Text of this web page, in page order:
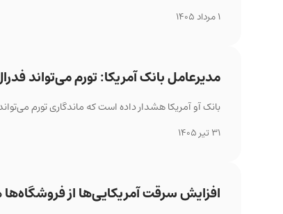
1 مرداد 1405
مدیرعامل بانک آمریکا: تورم می‌تواند
بانک آو آمریکا هشدار داده است که ماندگاری تورم
31 تیر 1405
افزایش سرقت آمریکایی‌ها از